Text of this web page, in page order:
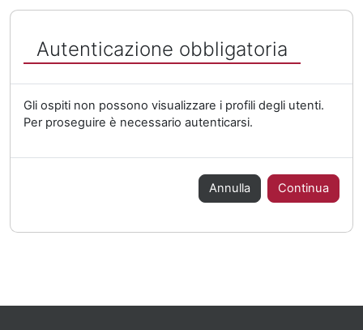
Autenticazione obbligatoria
Gli ospiti non possono visualizzare i profili degli utenti.
Per proseguire è necessario autenticarsi.
Annulla Continua